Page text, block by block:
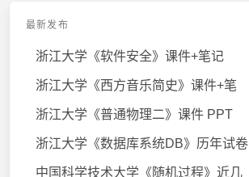
最新发布
浙江大学《软件安全》课件+笔记
浙江大学《西方音乐简史》课件+笔
浙江大学《普通物理二》课件 PPT
浙江大学《数据库系统DB》历年试卷
中国科学技术大学《随机过程》近几